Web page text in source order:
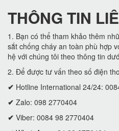
THÔNG TIN
1. Bạn có thể tham khảo thêm
sắt chống cháy an toàn phù hợp
hệ với chúng tôi theo thông tin
2. Để được tư vấn theo số điện
✔ Hotline International 24/24:
✔ Zalo: 098 2770404
✔ Viber: 0084 98 2770404